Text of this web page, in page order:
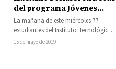
del programa Jóvenes
Escribiendo el Futuro
La mañana de este miércoles 77
estudiantes del Instituto Tecnológico
Superior de Huetamo (ITSH),
15 de mayo de 2019